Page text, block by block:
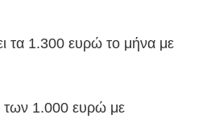
τα 1.300 ευρώ το μήνα με
των 1.000 ευρώ με